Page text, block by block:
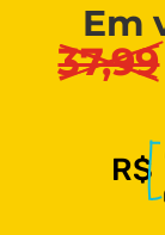
Em
37,99
R$